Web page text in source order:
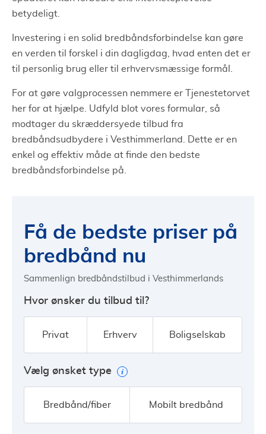
betydeligt.
Investering i en solid bredbåndsforbindelse kan gøre
en verden til forskel i din dagligdag, hvad enten det er
til personlig brug eller til erhvervsmæssige formål.
For at gøre valgprocessen nemmere er Tjenestetorvet
her for at hjælpe. Udfyld blot vores formular, så
modtager du skræddersyede tilbud fra
bredbåndsudbydere i Vesthimmerland. Dette er en
enkel og effektiv måde at finde den bedste
bredbåndsforbindelse på.
Få de bedste priser på
bredbånd nu
Sammenlign bredbåndstilbud i Vesthimmerlands
Hvor ønsker du tilbud til?
Privat Erhverv Boligselskab
Vælg ønsket type
Bredbånd/fiber Mobilt bredbånd